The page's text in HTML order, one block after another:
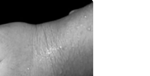
منذ 9 سنوات